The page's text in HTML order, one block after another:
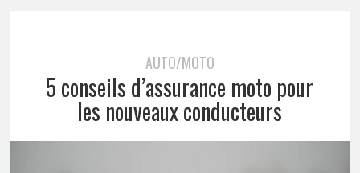
AUTO/MOTO
5 conseils d’assurance moto pour
les nouveaux conducteurs